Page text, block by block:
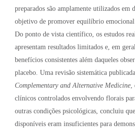
preparados são amplamente utilizados em
objetivo de promover equilíbrio emocional
Do ponto de vista científico, os estudos
apresentam resultados limitados e, em
benefícios consistentes além daqueles
placebo. Uma revisão sistemática
Complementary and Alternative Medicine
clínicos controlados envolvendo florais
outras condições psicológicas, concluiu
disponíveis eram insuficientes para